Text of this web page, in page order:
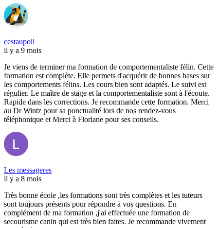
cestaupoil
il y a 9 mois
Je viens de terminer ma formation de comportementaliste félin. Cette
formation est complète. Elle permets d'acquérir de bonnes bases sur
les comportements félins. Les cours bien sont adaptés. Le suivi est
régulier. Le maître de stage et la comportementaliste sont à l'écoute.
Rapide dans les corrections. Je recommande cette formation. Merci
au Dr Wintz pour sa ponctualité lors de nos rendez-vous
téléphonique et Merci à Floriane pour ses conseils.
Les messageres
il y a 8 mois
Très bonne école ,les formations sont très complètes et les tuteurs
sont toujours présents pour répondre à vos questions. En
complément de ma formation ,j'ai effectuée une formation de
secourisme canin qui est très bien faites. Je recommande vivement